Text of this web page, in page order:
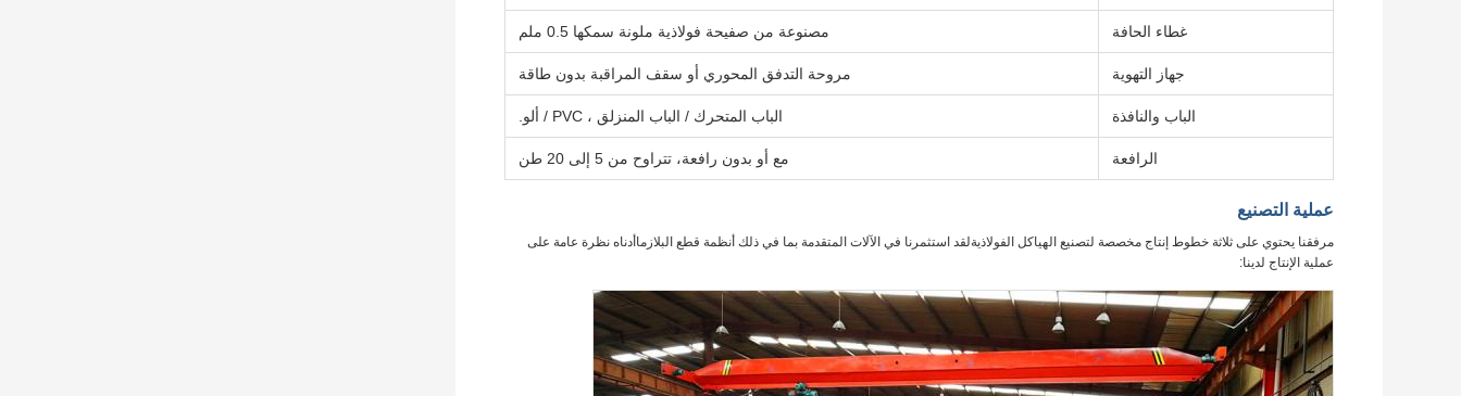
غطاء الحافة مصنوعة من صفيحة فولاذية ملونة سمكها 0.5 ملم
جهاز التهوية مروحة التدفق المحوري أو سقف المراقبة بدون طاقة
الباب والنافذة الباب المتحرك / الباب المنزلق ، PVC / ألو.
الرافعة مع أو بدون رافعة، تتراوح من 5 إلى 20 طن
عملية التصنيع
مرفقنا يحتوي على ثلاثة خطوط إنتاج مخصصة لتصنيع الهياكل الفولاذيةلقد استثمرنا في الآلات المتقدمة بما في ذلك أنظمة قطع البلازماأدناه نظرة عامة على
عملية الإنتاج لدينا: